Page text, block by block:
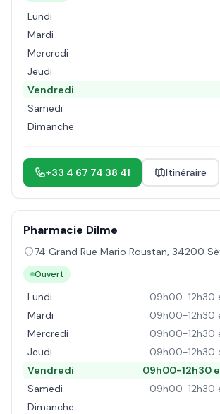
Lundi
Mardi
Mercredi
Jeudi
Vendredi
Samedi
Dimanche
+33 4 67 74 38 41 Itinéraire
Pharmacie Dilme
74 Grand Rue Mario Roustan, 34200
Ouvert
Lundi
09h00-12h30
Mardi
09h00-12h30
Mercredi
09h00-12h30
Jeudi
09h00-12h30
Vendredi
09h00-12h30
Samedi
09h00-12h30
Dimanche